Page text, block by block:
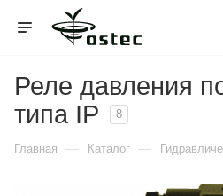
Реле давления
типа IP
8
Главная — Каталог —